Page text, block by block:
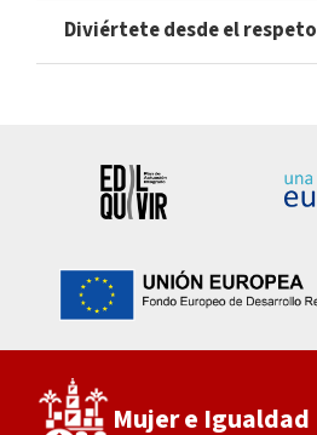
Diviértete desde el respeto
Mujer e Igualdad